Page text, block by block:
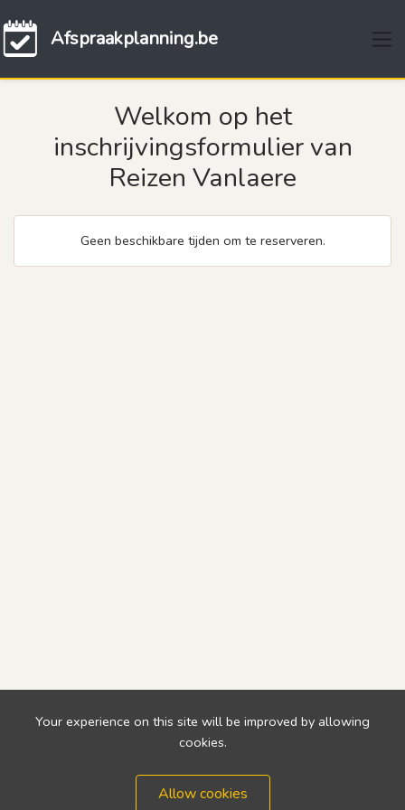
Afspraakplanning.be
Welkom op het
inschrijvingsformulier van
Reizen Vanlaere
Geen beschikbare tijden om te reserveren.
Your experience on this site will be improved by allowing
cookies.
Allow cookies